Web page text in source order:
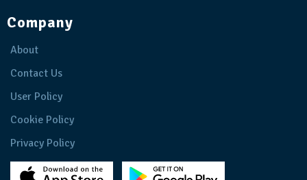
Company
About
Contact Us
User Policy
Cookie Policy
Privacy Policy